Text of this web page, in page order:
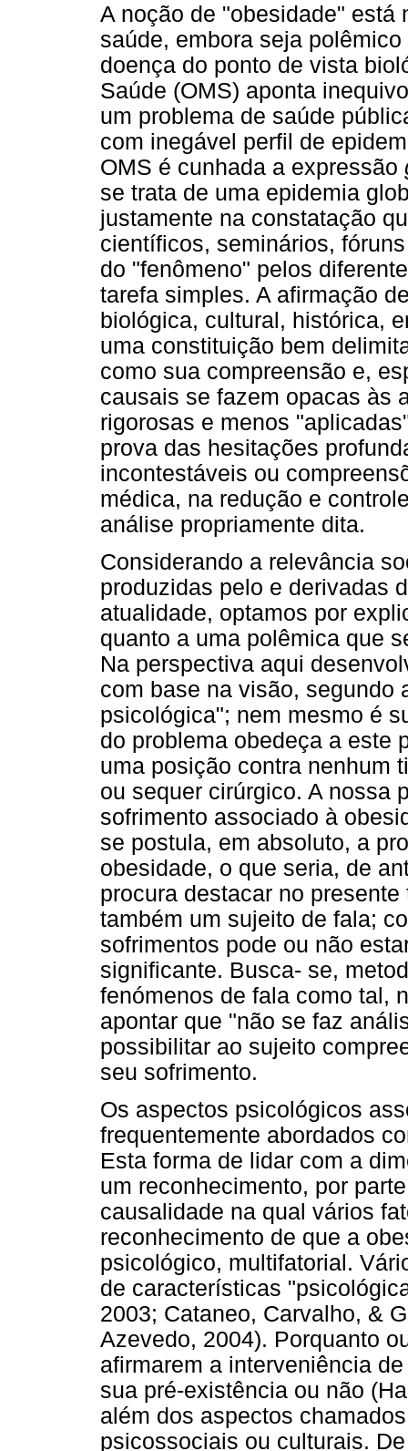
A noção de "obesidade" está
saúde, embora seja
doença do ponto de vista
Saúde (OMS) aponta
um problema de saúde
com inegável perfil de
OMS é cunhada a expressão
se trata de uma epidemia
justamente na constatação
científicos, seminários,
do "fenômeno" pelos
tarefa simples. A afirmação
biológica, cultural, histórica,
uma constituição bem
como sua compreensão e,
causais se fazem opacas às
rigorosas e menos
prova das hesitações
incontestáveis ou
médica, na redução e
análise propriamente dita.
Considerando a relevância
produzidas pelo e derivadas
atualidade, optamos por
quanto a uma polêmica que
Na perspectiva aqui
com base na visão, segundo
psicológica"; nem mesmo é
do problema obedeça a este
uma posição contra nenhum
ou sequer cirúrgico. A nossa
sofrimento associado à
se postula, em absoluto, a
obesidade, o que seria, de
procura destacar no
também um sujeito de fala;
sofrimentos pode ou não
significante. Busca- se,
fenómenos de fala como tal,
apontar que "não se faz
possibilitar ao sujeito
seu sofrimento.
Os aspectos psicológicos
frequentemente abordados
Esta forma de lidar com a
um reconhecimento, por
causalidade na qual vários
reconhecimento de que a
psicológico, multifatorial.
de características
2003; Cataneo, Carvalho, &
Azevedo, 2004). Porquanto
afirmarem a interveniência
sua pré-existência ou não
além dos aspectos
psicossociais ou culturais.